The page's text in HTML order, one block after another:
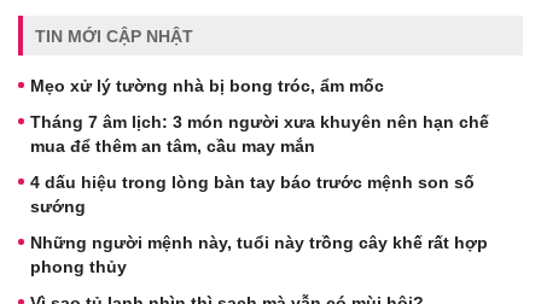
TIN MỚI CẬP NHẬT
Mẹo xử lý tường nhà bị bong tróc, ẩm mốc
Tháng 7 âm lịch: 3 món người xưa khuyên nên hạn chế
mua để thêm an tâm, cầu may mắn
4 dấu hiệu trong lòng bàn tay báo trước mệnh son số
sướng
Những người mệnh này, tuổi này trồng cây khế rất hợp
phong thủy